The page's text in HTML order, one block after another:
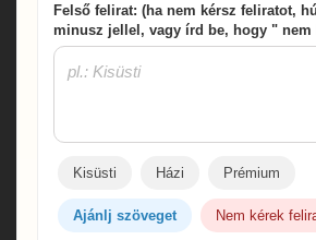
Felső felirat: (ha nem kérsz feliratot,
minusz jellel, vagy írd be, hogy " nem
Kisüsti Házi Prémium
Ajánlj szöveget Nem kérek